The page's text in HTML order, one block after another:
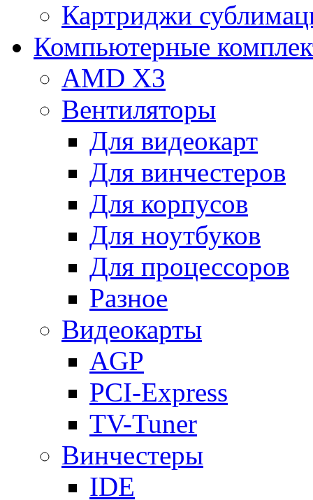
Картриджи
Компьютерные
AMD X3
Вентиляторы
Для видеокарт
Для винчестеров
Для корпусов
Для ноутбуков
Для процессоров
Разное
Видеокарты
AGP
PCI-Express
TV-Tuner
Винчестеры
IDE